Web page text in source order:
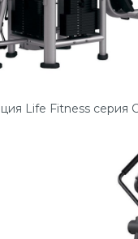
Life Fitness серия